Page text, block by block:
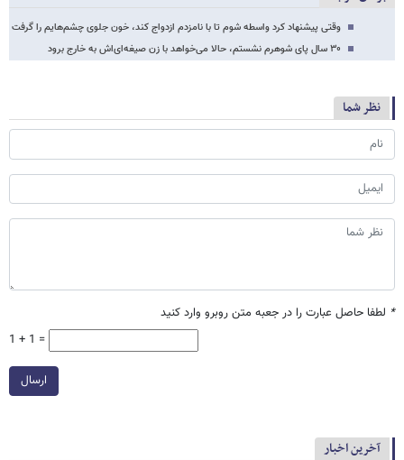
وقتی پیشنهاد کرد واسطه شوم تا با نامزدم ازدواج کند، خون جلوی چشم‌هایم را گرفت
۳۰ سال پای شوهرم نشستم، حالا می‌خواهد با زن صیغه‌ای‌اش به خارج برود
نظر شما
* لطفا حاصل عبارت را در جعبه متن روبرو وارد کنید
1 + 1 =
ارسال
آخرین اخبار